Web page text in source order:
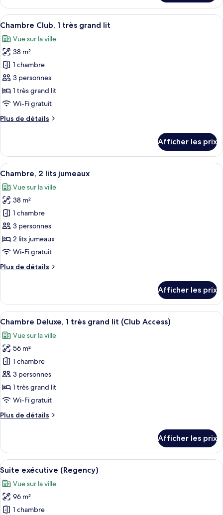
grand
lit
Chambre,
très
lit
Afficher
toutes
les
photos
pour
ce
type
de
chambre :
Chambre
très
grand
lit
Une chambre d’hôtel avec un
6
Chambre Club, 1 très grand lit
Vue sur la ville
38 m²
1 chambre
3 personnes
1 très grand lit
Wi-Fi gratuit
Plus de détails
Plus
Chambre
Club,
1
grand
lit
Afficher les prix
Afficher
toutes
les
photos
pour
ce
type
de
chambre :
Chambre,
jumeaux
Une chambre d’hôtel avec deux lits,
5
Chambre, 2 lits jumeaux
Vue sur la ville
38 m²
1 chambre
3 personnes
2 lits jumeaux
Wi-Fi gratuit
Plus de détails
Plus
Chambre,
lits
Afficher les prix
Afficher
toutes
les
photos
pour
ce
type
de
chambre :
Chambre
très
grand
lit
(Club
Access)
Une chambre d’hôtel équipée d’une
5
Chambre Deluxe, 1 très grand lit (Club Access)
Vue sur la ville
56 m²
1 chambre
3 personnes
1 très grand lit
Wi-Fi gratuit
Plus de détails
Plus
Chambre
Deluxe,
1
grand
lit
(Club
Access)
Afficher les prix
Afficher
toutes
les
photos
pour
Une chambre d’hôtel moderne
9
Suite exécutive (Regency)
Vue sur la ville
96 m²
1 chambre